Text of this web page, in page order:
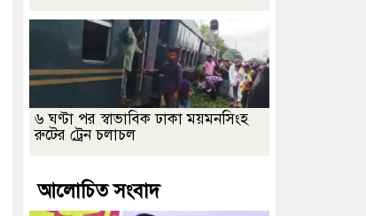
৬ ঘণ্টা পর স্বাভাবিক ঢাকা ময়মনসিংহ
রুটের ট্রেন চলাচল
আলোচিত সংবাদ